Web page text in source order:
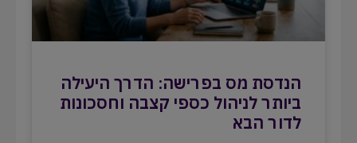
הנדסת מס בפרישה: הדרך היעילה
ביותר לניהול כספי קצבה וחסכונות
לדור הבא